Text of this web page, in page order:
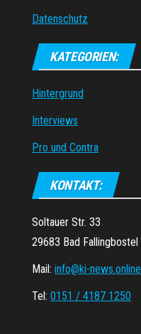
Datenschutz
KATEGORIEN:
Hintergrund
Interviews
Pro und Contra
KONTAKT:
Soltauer Str. 33
29683 Bad Fallingbostel
Mail: info@ki-news.online
Tel: 0151 / 4187 1250